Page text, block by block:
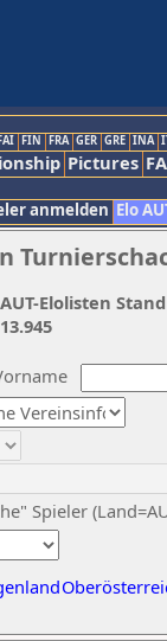
FIN FRA GER GRE INA
Pictures
anmelden Elo
Spieler
AUT-Elolisten
13.945